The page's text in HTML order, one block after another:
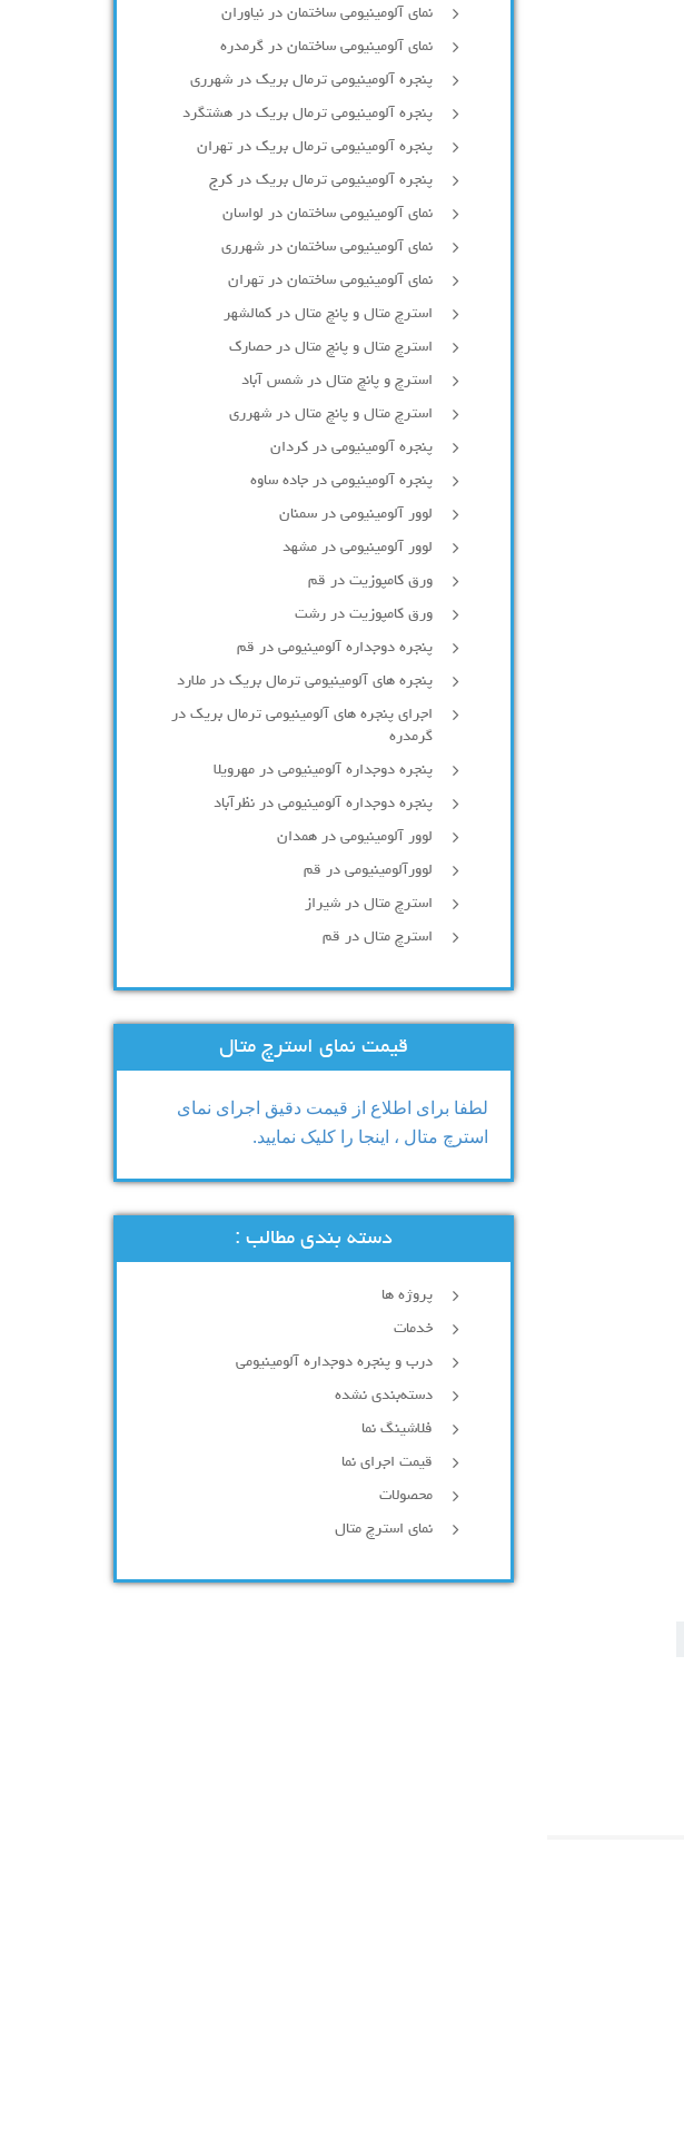
نمای آلومینیومی ساختمان در نیاوران
نمای آلومینیومی ساختمان در گرمدره
پنجره آلومینیومی ترمال بریک در شهرری
پنجره آلومینیومی ترمال بریک در هشتگرد
پنجره آلومینیومی ترمال بریک در تهران
پنجره آلومینیومی ترمال بریک در کرج
نمای آلومینیومی ساختمان در لواسان
نمای آلومینیومی ساختمان در شهرری
نمای آلومینیومی ساختمان در تهران
استرچ متال و پانچ متال در کمالشهر
استرچ متال و پانچ متال در حصارك
استرچ و پانچ متال در شمس آباد
استرچ متال و پانچ متال در شهرری
پنجره آلومینیومی در کردان
پنجره آلومینیومی در جاده ساوه
لوور آلومینیومی در سمنان
لوور آلومینیومی در مشهد
ورق کامپوزیت در قم
ورق کامپوزیت در رشت
پنجره دوجداره آلومينيومی در قم
پنجره های آلومینیومی ترمال بریک در ملارد
اجرای پنجره های آلومینیومی ترمال بریک در
گرمدره
پنجره دوجداره آلومینیومی در مهرویلا
پنجره دوجداره آلومینیومی در نظرآباد
لوور آلومینیومی در همدان
لوورآلومینیومی در قم
استرچ متال در شیراز
استرچ متال در قم
قیمت نمای استرچ متال
لطفا برای اطلاع از قیمت دقیق اجرای نمای
استرچ متال ، اینجا را کلیک نمایید.
دسته بندی مطالب :
پروژه ها
خدمات
درب و پنجره دوجداره آلومینیومی
دسته‌بندی نشده
فلاشینگ نما
قیمت اجرای نما
محصولات
نمای استرچ متال